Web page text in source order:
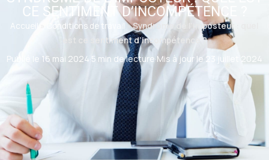
CE SENTIMENT D’INCOMPÉTENCE ?
Accueil Conditions de travail »Syndrome de l’imposteur : quel
est ce sentiment d’incompétence ?
Publié le 16 mai 2024 5 min de lecture·Mis à jour le 23 juillet 2024